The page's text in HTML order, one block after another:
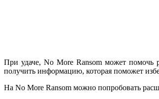
При удаче, No More Ransom может
получить информацию, которая поможет
На No More Ransom можно попробовать